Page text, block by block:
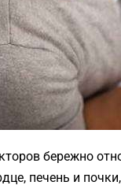
бережно
печень и